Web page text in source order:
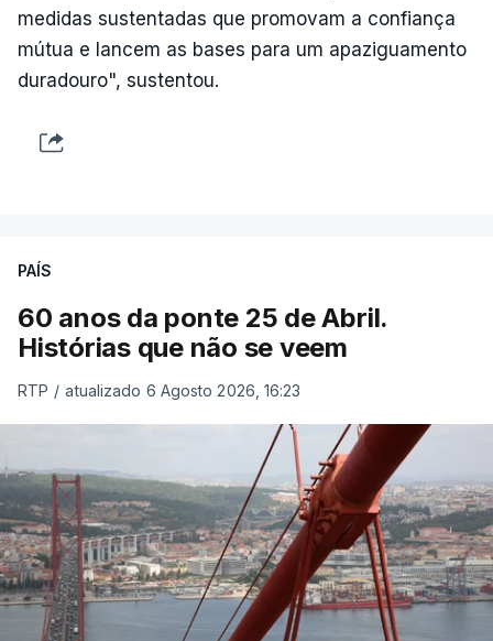
medidas sustentadas que promovam a confiança
mútua e lancem as bases para um apaziguamento
duradouro", sustentou.
PAÍS
60 anos da ponte 25 de Abril.
Histórias que não se veem
RTP / atualizado 6 Agosto 2026, 16:23